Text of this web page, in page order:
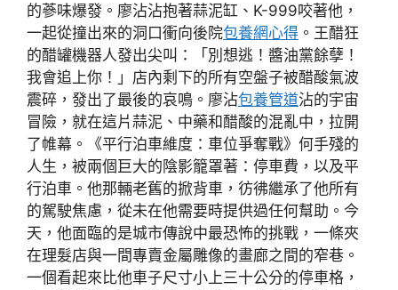
的蔘味爆發。廖沾沾抱著蒜泥缸、K-999咬著他，
一起從撞出來的洞口衝向後院包養網心得 。王醋狂
的醋罐機器人發出尖叫：「別想逃！醬油黨餘孽！
我會追上你！」店內剩下的所有空盤子被醋酸氣波
震碎，發出了最後的哀鳴。廖沾包養管道沾的宇宙
冒險，就在這片蒜泥、中藥和醋酸的混亂中，拉開
了帷幕。《平行泊車維度：車位爭奪戰》何手殘的
人生，被兩個巨大的陰影籠罩著：停車費，以及平
行泊車。他那輛老舊的掀背車，彷彿繼承了他所有
的駕駛焦慮，從未在他需要時提供過任何幫助。今
天，他面臨的是城市傳說中最恐怖的挑戰，一條夾
在理髮店與一間專賣金屬雕像的畫廊之間的窄巷。
一個看起來比他車子尺寸小上三十公分的停車格，